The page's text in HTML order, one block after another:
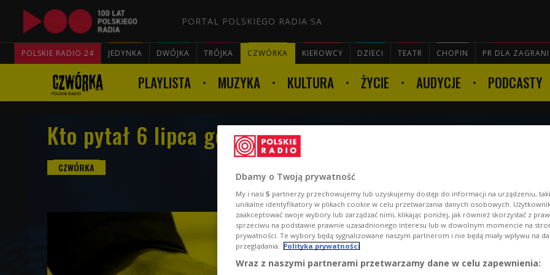
PORTAL POLSKIEGO RADIA SA
POLSKIE RADIO 24 JEDYNKA DWÓJKA TRÓJKA CZWÓRKA KIEROWCY DZIECI TEATR CHOPIN PR DLA

PLAYLISTA MUZYKA KULTURA ŻYCIE AUDYCJE PODCASTY
Kto pytał 6 lipca godz. 12:01
Dbamy o Twoją prywatność
My i nasi 5 partnerzy przechowujemy lub uzyskujemy dostęp do informacji na urządzeniu,
unikalne identyfikatory w plikach cookie w celu przetwarzania danych osobowych.
zaakceptować swoje wybory lub zarządzać nimi, klikając poniżej, jak również skorzystać z
sprzeciwu na podstawie prawnie uzasadnionego interesu lub w dowolnym momencie na
prywatności. Te wybory będą sygnalizowane naszym partnerom i nie będą miały wpływu na
przeglądania.
Polityka prywatności
Wraz z naszymi partnerami przetwarzamy dane w celu zapewnienia: